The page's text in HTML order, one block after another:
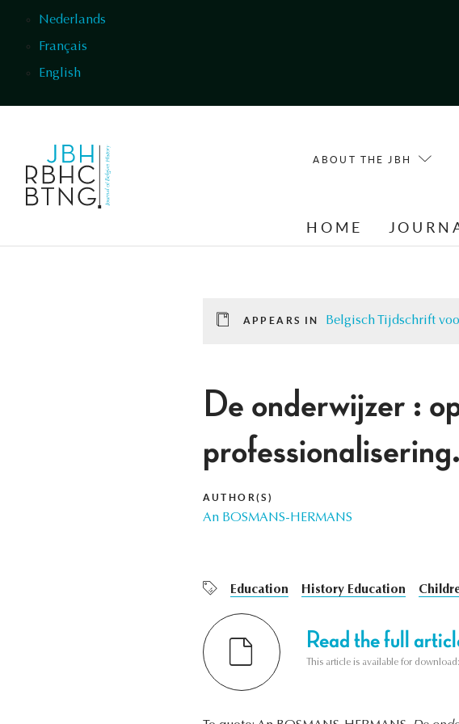
Nederlands
Français
English
ABOUT THE JBH
HOME
APPEARS IN Belgisch Tijdschrift
De onderwijzer :
professionalisering.
AUTHOR(S)
An BOSMANS-HERMANS
Education History Education
Read the full
This article is available for download: